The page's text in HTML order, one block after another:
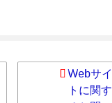
Webサイ
トに関す